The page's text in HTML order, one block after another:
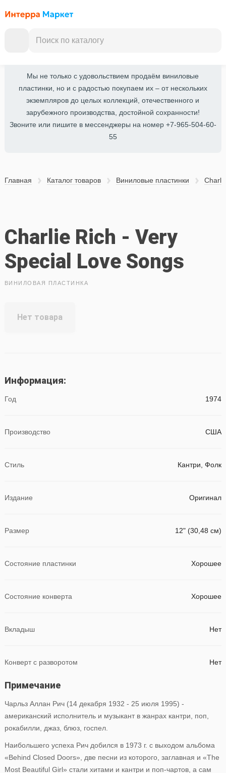
Мы не только с удовольствием продаём виниловые
пластинки, но и с радостью покупаем их – от нескольких
экземпляров до целых коллекций, отечественного и
зарубежного производства, достойной сохранности!
Звоните или пишите в мессенджеры на номер +7-965-504-60-
55
Главная Каталог товаров Виниловые пластинки
Charlie Rich - Very
Special Love Songs
ВИНИЛОВАЯ ПЛАСТИНКА
Нет товара
Информация:
Год 1974
Производство США
Стиль Кантри, Фолк
Издание Оригинал
Размер 12" (30,48 см)
Состояние пластинки Хорошее
Состояние конверта Хорошее
Вкладыш Нет
Конверт с разворотом Нет
Примечание
Чарльз Аллан Рич (14 декабря 1932 - 25 июля 1995) -
американский исполнитель и музыкант в жанрах кантри, поп,
рокабилли, джаз, блюз, госпел.
Наибольшего успеха Рич добился в 1973 г. с выходом альбома
«Behind Closed Doors», две песни из которого, заглавная и «The
Most Beautiful Girl» стали хитами и кантри и поп-чартов, а сам